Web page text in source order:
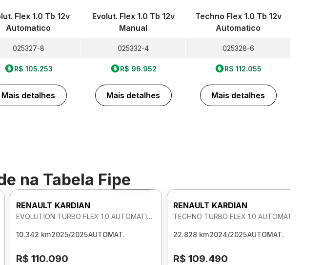
Flex 1.0 Tb 12v
Automatico
025327-8
R$ 105.253
Mais detalhes
Evolut. Flex 1.0 Tb 12v
Manual
025332-4
R$ 96.952
Mais detalhes
Techno Flex 1.0 Tb 12v
Automatico
025328-6
R$ 112.055
Mais detalhes
na Tabela FipeFoto 360º
RENAULT KARDIAN
EVOLUTION TURBO FLEX 1.0 AUTOMATICO
10.342 km2025/2025AUTOMAT.
R$ 110.090
RENAULT KARDIAN
TECHNO TURBO FLEX 1.0 AUTOMATICO
22.828 km2024/2025AUTOMAT.
R$ 109.490